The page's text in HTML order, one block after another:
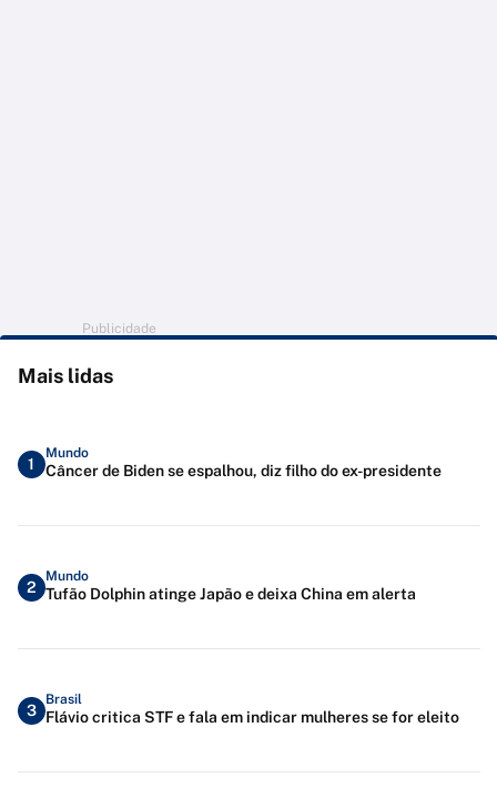
Publicidade
Mais lidas
1
Mundo
Câncer de Biden se espalhou, diz filho do ex-presidente
2
Mundo
Tufão Dolphin atinge Japão e deixa China em alerta
3
Brasil
Flávio critica STF e fala em indicar mulheres se for eleito